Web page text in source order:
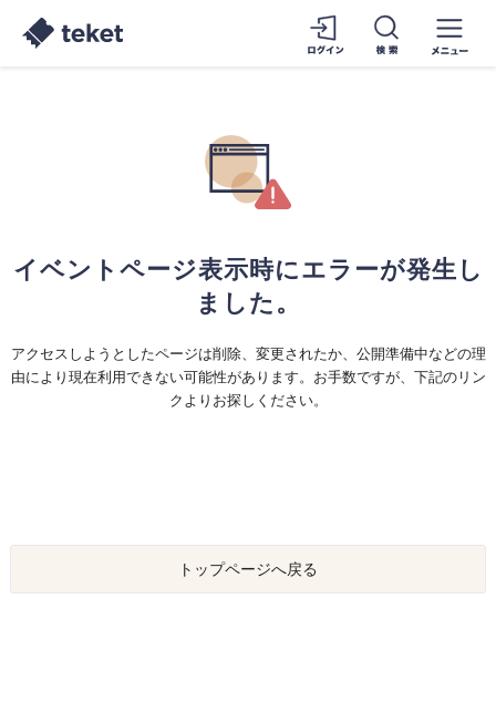
イベントページ表示時にエラーが発生し
ました。
アクセスしようとしたページは削除、変更されたか、公開準備中などの理
由により現在利用できない可能性があります。お手数ですが、下記のリン
クよりお探しください。
トップページへ戻る